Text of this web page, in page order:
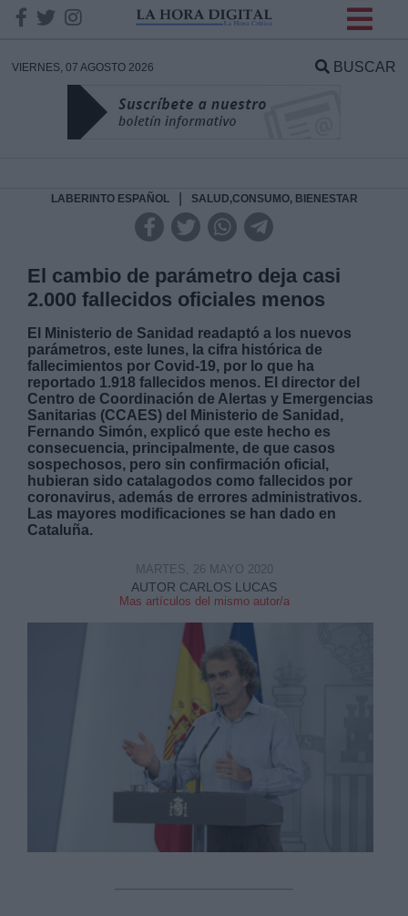
VIERNES, 07 AGOSTO 2026 BUSCAR
LABERINTO ESPAÑOL SALUD,CONSUMO, BIENESTAR
El cambio de parámetro deja casi
2.000 fallecidos oficiales menos
El Ministerio de Sanidad readaptó a los nuevos
parámetros, este lunes, la cifra histórica de
fallecimientos por Covid-19, por lo que ha
reportado 1.918 fallecidos menos. El director del
Centro de Coordinación de Alertas y Emergencias
Sanitarias (CCAES) del Ministerio de Sanidad,
Fernando Simón, explicó que este hecho es
consecuencia, principalmente, de que casos
sospechosos, pero sin confirmación oficial,
hubieran sido catalagodos como fallecidos por
coronavirus, además de errores administrativos.
Las mayores modificaciones se han dado en
Cataluña.
AUTOR CARLOS LUCAS
Mas artículos del mismo autor/a
MARTES, 26 MAYO 2020
DATOS
Responsable:
Legitimación:
Destinatarios:
Derechos:
Información adicional
link